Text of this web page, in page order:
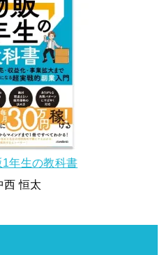
年生の教科書
西 恒太